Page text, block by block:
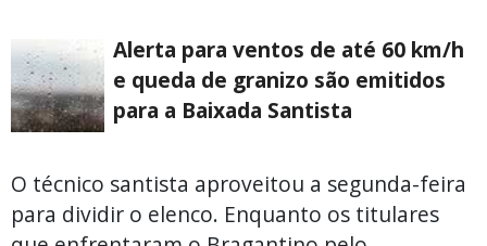
Alerta para ventos de até 60 km/h
e queda de granizo são emitidos
para a Baixada Santista
O técnico santista aproveitou a segunda-feira
para dividir o elenco. Enquanto os titulares